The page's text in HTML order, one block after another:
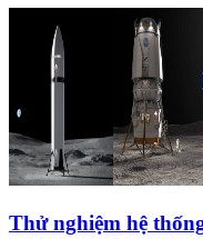
Thử nghiệm hệ